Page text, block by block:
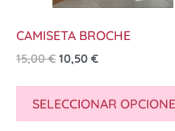
CAMISETA BROCHE
15,00€ 10,50 €
SELECCIONAR